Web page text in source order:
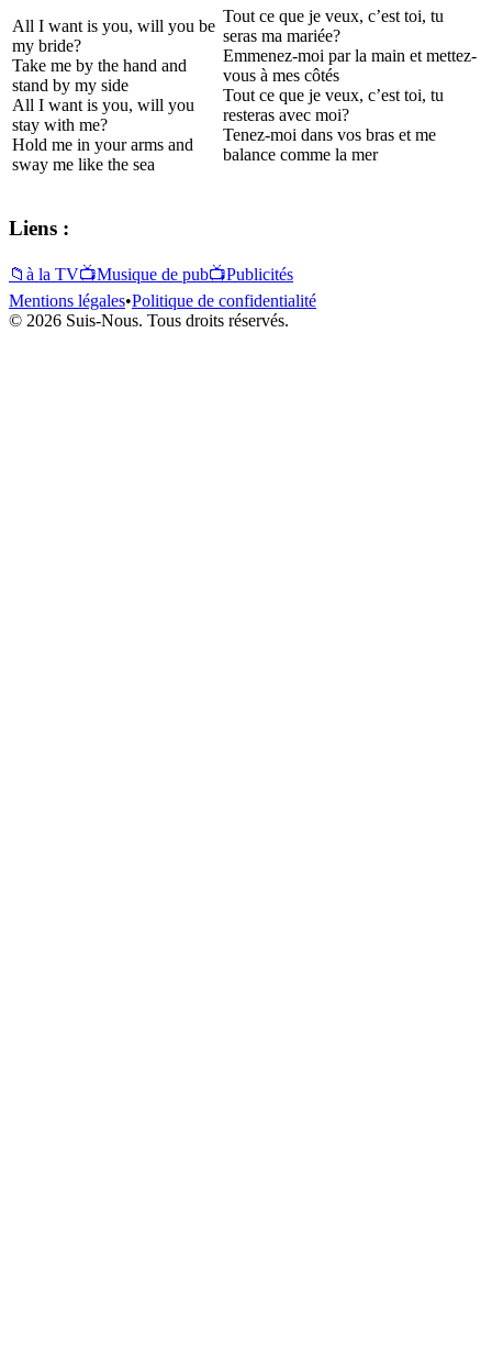
All I want is you, will you be
my bride?
Take me by the hand and
stand by my side
All I want is you, will you
stay with me?
Hold me in your arms and
sway me like the sea
Tout ce que je veux, c’est toi, tu
seras ma mariée?
Emmenez-moi par la main et mettez-
vous à mes côtés
Tout ce que je veux, c’est toi, tu
resteras avec moi?
Tenez-moi dans vos bras et me
balance comme la mer
Liens :
📁 à la TV📺Musique de pub📺Publicités
Mentions légales•Politique de confidentialité
© 2026 Suis-Nous. Tous droits réservés.